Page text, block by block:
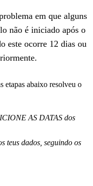
em que alguns
não é iniciado após o
este ocorre 12 dias ou
etapas abaixo resolveu o
AS DATAS dos
teus dados, seguindo os